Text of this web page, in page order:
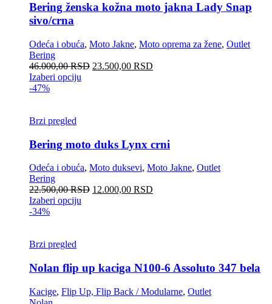
Bering ženska kožna moto jakna Lady Snap
sivo/crna
Odeća i obuća, Moto Jakne, Moto oprema za žene, Outlet
Bering
46.000,00RSD 23.500,00 RSD
Izaberi opciju
-47%
Brzi pregled
Bering moto duks Lynx crni
Odeća i obuća, Moto duksevi, Moto Jakne, Outlet
Bering
22.500,00RSD 12.000,00 RSD
Izaberi opciju
-34%
Brzi pregled
Nolan flip up kaciga N100-6 Assoluto 347 bela
Kacige, Flip Up, Flip Back / Modularne, Outlet